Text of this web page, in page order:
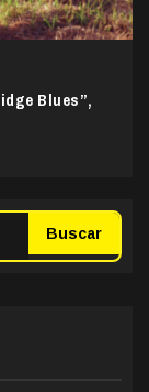
Blues”,
Buscar